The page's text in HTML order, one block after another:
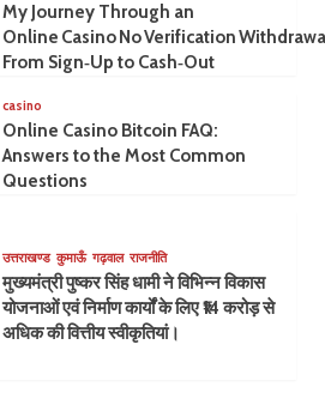
My Journey Through an
Online Casino No Verification
From Sign‑Up to Cash‑Out
casino
Online Casino Bitcoin FAQ:
Answers to the Most Common
Questions
उत्तराखण्ड कुमाऊँ गढ़वाल राजनीति
मुख्यमंत्री पुष्कर सिंह धामी ने विभिन्न विकास
योजनाओं एवं निर्माण कार्यों के लिए ₹14 करोड़ से
अधिक की वित्तीय स्वीकृतियां।